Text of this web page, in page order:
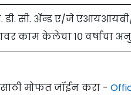
डी. सी. ॲन्ड ए/जे
काम केलेचा १० वर्षाचा
मोफत जॉईन करा -